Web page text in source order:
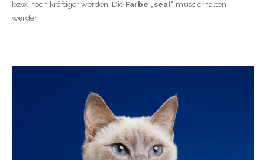
bzw. noch kräftiger werden. Die Farbe „seal“ muss erhalten
werden.